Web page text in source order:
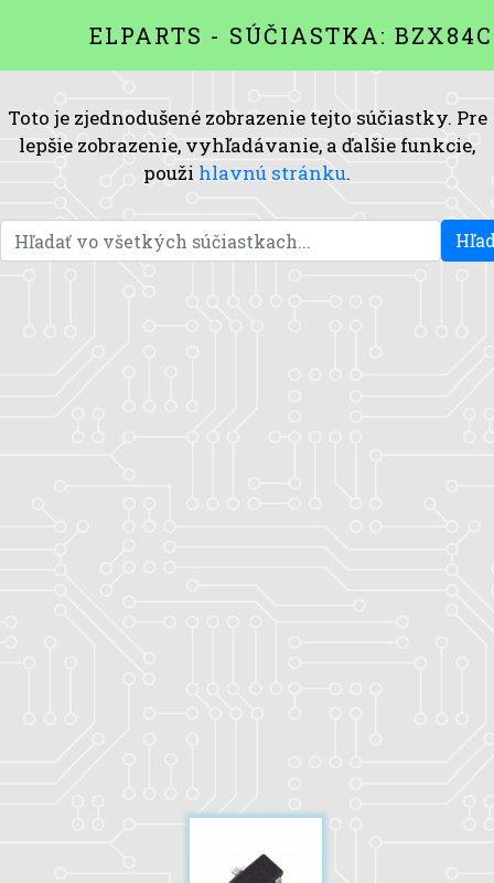
ELPARTS - SÚČIASTKA:
Toto je zjednodušené zobrazenie tejto súčiastky. Pre
lepšie zobrazenie, vyhľadávanie, a ďalšie funkcie,
použi hlavnú stránku.